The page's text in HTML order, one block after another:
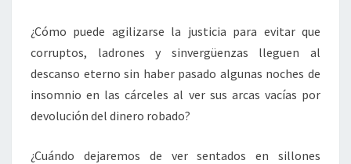
¿Cómo puede agilizarse la justicia para evitar que
corruptos, ladrones y sinvergüenzas lleguen al
descanso eterno sin haber pasado algunas noches de
insomnio en las cárceles al ver sus arcas vacías por
devolución del dinero robado?
¿Cuándo dejaremos de ver sentados en sillones